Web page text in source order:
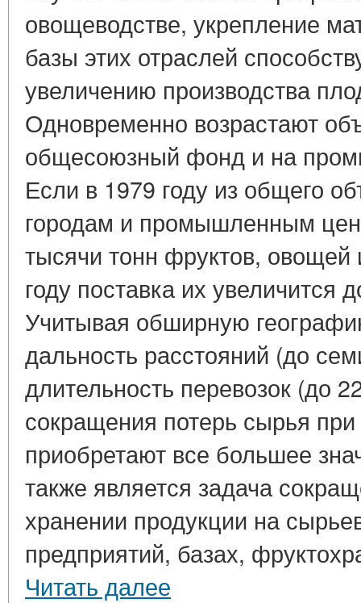
овощеводстве, укрепление
базы этих отраслей
увеличению производства
Одновременно возрастают
общесоюзный фонд и на
Если в 1979 году из общего
городам и промышленным
тысячи тонн фруктов, овощей
году поставка их увеличится
Учитывая обширную
дальность расстояний (до
длительность перевозок (до
сокращения потерь сырья при
приобретают все большее
также является задача
хранении продукции на
предприятий, базах,
Читать далее